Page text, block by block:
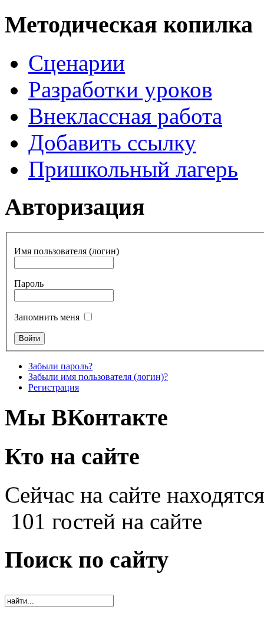
Методическая копилка
Сценарии
Разработки уроков
Внеклассная работа
Добавить ссылку
Пришкольный лагерь
Авторизация
Имя пользователя (логин)
Пароль
Запомнить меня
Забыли пароль?
Забыли имя пользователя (логин)?
Регистрация
Мы ВКонтакте
Кто на сайте
Сейчас на сайте
101 гостей на сайте
Поиск по сайту